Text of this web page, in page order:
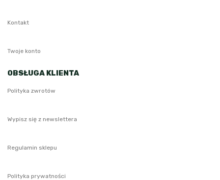
Kontakt
Twoje konto
OBSŁUGA KLIENTA
Polityka zwrotów
Wypisz się z newslettera
Regulamin sklepu
Polityka prywatności